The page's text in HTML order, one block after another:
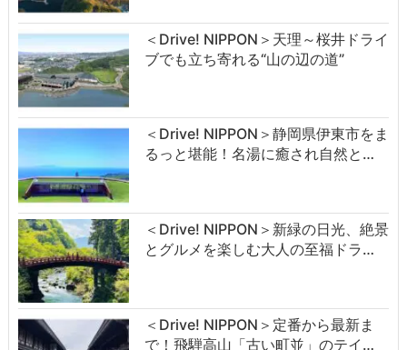
＜Drive! NIPPON＞天理～桜井ドライ
ブでも立ち寄れる“山の辺の道”
＜Drive! NIPPON＞静岡県伊東市をま
るっと堪能！名湯に癒され自然と…
＜Drive! NIPPON＞新緑の日光、絶景
とグルメを楽しむ大人の至福ドラ…
＜Drive! NIPPON＞定番から最新ま
で！飛騨高山「古い町並」のテイ…